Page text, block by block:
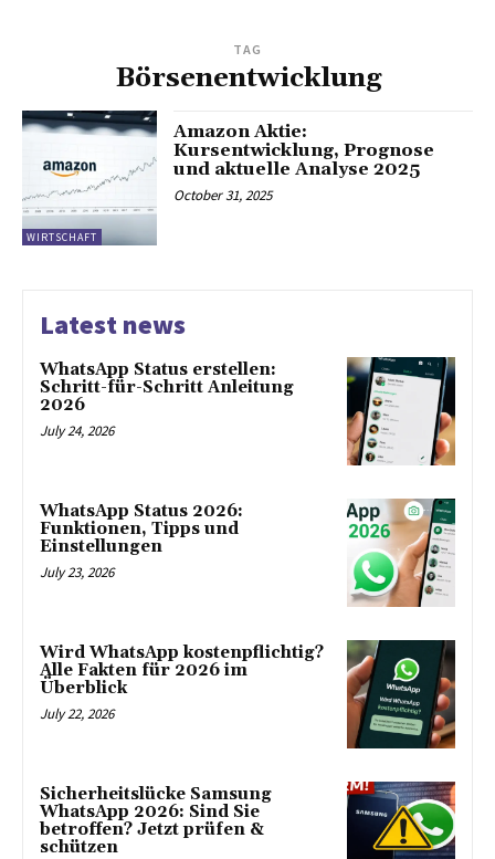
TAG
Börsenentwicklung
WIRTSCHAFT
Amazon Aktie:
Kursentwicklung, Prognose
und aktuelle Analyse 2025
October 31, 2025
Latest news
WhatsApp Status erstellen:
Schritt-für-Schritt Anleitung
2026
July 24, 2026
WhatsApp Status 2026:
Funktionen, Tipps und
Einstellungen
July 23, 2026
Wird WhatsApp kostenpflichtig?
Alle Fakten für 2026 im
Überblick
July 22, 2026
Sicherheitslücke Samsung
WhatsApp 2026: Sind Sie
betroffen? Jetzt prüfen &
schützen